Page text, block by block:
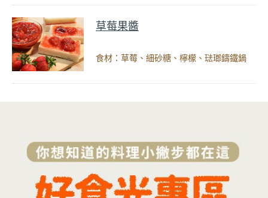
草莓果醬
食材：草莓、細砂糖、檸檬、琺瑯鑄鐵鍋